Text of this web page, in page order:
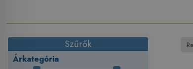
Szűrők
Árkategória